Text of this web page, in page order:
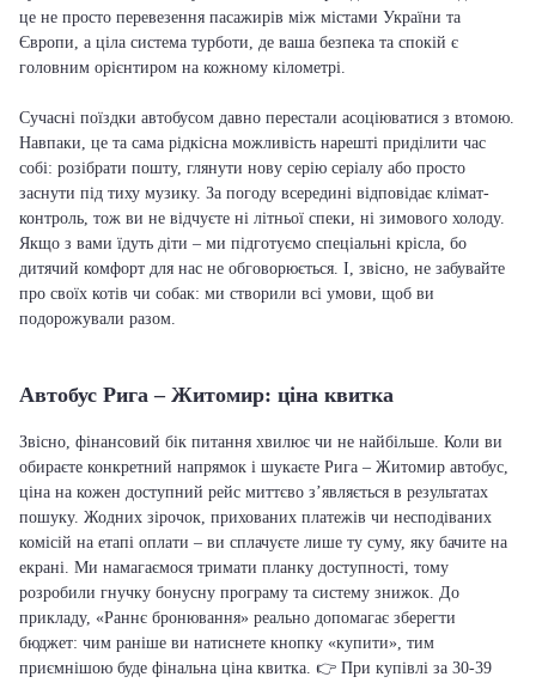
це не просто перевезення пасажирів між містами України та
Європи, а ціла система турботи, де ваша безпека та спокій є
головним орієнтиром на кожному кілометрі.
Сучасні поїздки автобусом давно перестали асоціюватися з втомою.
Навпаки, це та сама рідкісна можливість нарешті приділити час
собі: розібрати пошту, глянути нову серію серіалу або просто
заснути під тиху музику. За погоду всередині відповідає клімат-
контроль, тож ви не відчуєте ні літньої спеки, ні зимового холоду.
Якщо з вами їдуть діти – ми підготуємо спеціальні крісла, бо
дитячий комфорт для нас не обговорюється. І, звісно, не забувайте
про своїх котів чи собак: ми створили всі умови, щоб ви
подорожували разом.
Автобус Рига – Житомир: ціна квитка
Звісно, фінансовий бік питання хвилює чи не найбільше. Коли ви
обираєте конкретний напрямок і шукаєте Рига – Житомир автобус,
ціна на кожен доступний рейс миттєво з’являється в результатах
пошуку. Жодних зірочок, прихованих платежів чи несподіваних
комісій на етапі оплати – ви сплачуєте лише ту суму, яку бачите на
екрані. Ми намагаємося тримати планку доступності, тому
розробили гнучку бонусну програму та систему знижок. До
прикладу, «Раннє бронювання» реально допомагає зберегти
бюджет: чим раніше ви натиснете кнопку «купити», тим
приємнішою буде фінальна ціна квитка. 👉 При купівлі за 30-39